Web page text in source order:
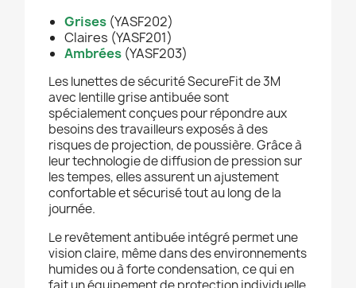
Grises (YASF202)
Claires (YASF201)
Ambrées (YASF203)
Les lunettes de sécurité SecureFit de 3M
avec lentille grise antibuée sont
spécialement conçues pour répondre aux
besoins des travailleurs exposés à des
risques de projection, de poussière. Grâce à
leur technologie de diffusion de pression sur
les tempes, elles assurent un ajustement
confortable et sécurisé tout au long de la
journée.
Le revêtement antibuée intégré permet une
vision claire, même dans des environnements
humides ou à forte condensation, ce qui en